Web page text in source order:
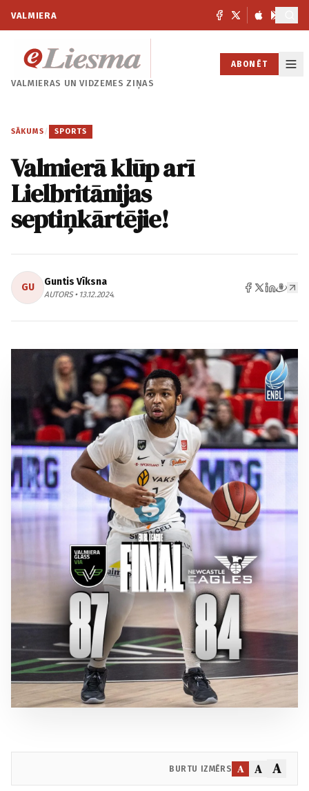
VALMIERA
VALMIERAS UNVIDZEMES ZIŅAS
ABONĒT
SĀKUMS / SPORTS
Valmierā klūp arī
Lielbritānijas
septiņkārtējie!
GU Guntis Vīksna
AUTORS • 13.12.2024.
BURTU IZMĒRS A A A